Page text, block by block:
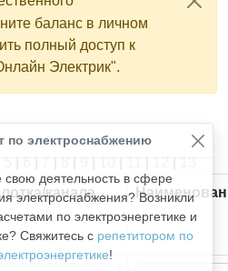
баланс в личном
полный доступ к
Электрик".
по электроснабжению
свою деятельность в сфере
электроснабжения? Возникли
по электроэнергетике и
Свяжитесь с репетитором по
!
из366записей.
5 | 6 | 7 | 8 | 9 | 10 | 11 | 12 | 13
канала